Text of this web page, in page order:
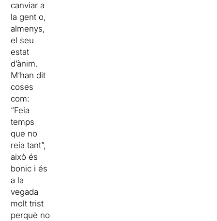
canviar a
la gent o,
almenys,
el seu
estat
d’ànim.
M’han dit
coses
com:
“Feia
temps
que no
reia tant”,
això és
bonic i és
a la
vegada
molt trist
perquè no